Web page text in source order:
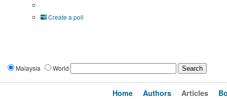
Create a poll
Malaysia World
Home Authors Articles